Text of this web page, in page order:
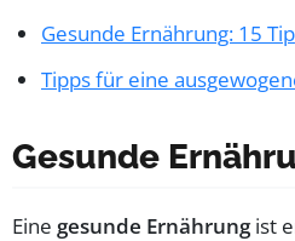
Gesunde Ernährung: 15
Tipps für eine
Gesunde
Eine gesunde Ernährungist